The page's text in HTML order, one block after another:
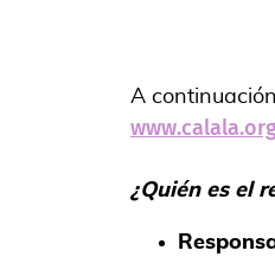
A
¿Quién es el